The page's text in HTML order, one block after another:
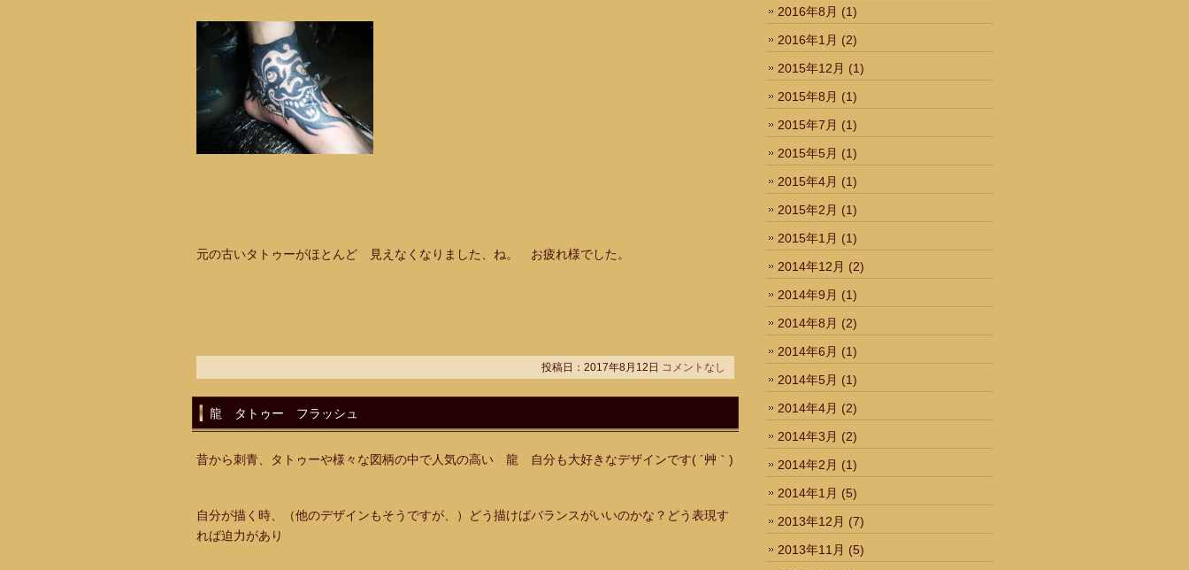
元の古いタトゥーがほとんど 見えなくなりました、ね。 お疲れ様でした。
投稿日：2017年8月12日 コメントなし
龍 タトゥー フラッシュ
昔から刺青、タトゥーや様々な図柄の中で人気の高い 龍 自分も大好きなデザインです( ´艸｀)
自分が描く時、（他のデザインもそうですが、）どう描けばバランスがいいのかな？どう表現す
れば迫力があり
2016年8月 (1)
2016年1月 (2)
2015年12月 (1)
2015年8月 (1)
2015年7月 (1)
2015年5月 (1)
2015年4月 (1)
2015年2月 (1)
2015年1月 (1)
2014年12月 (2)
2014年9月 (1)
2014年8月 (2)
2014年6月 (1)
2014年5月 (1)
2014年4月 (2)
2014年3月 (2)
2014年2月 (1)
2014年1月 (5)
2013年12月 (7)
2013年11月 (5)